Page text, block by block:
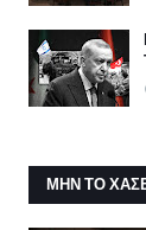
ΜΗΝ ΤΟ